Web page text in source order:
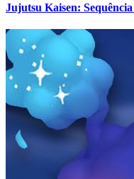
Jujutsu Kaisen: